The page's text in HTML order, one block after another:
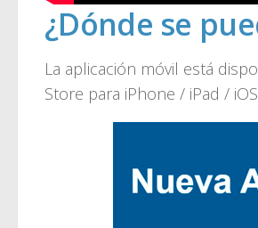
¿Dónde se
La aplicación móvil está
Store para iPhone / iPad /